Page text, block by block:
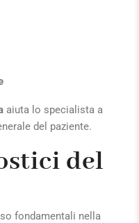
aiuta lo specialista a
del paziente.
del
fondamentali nella